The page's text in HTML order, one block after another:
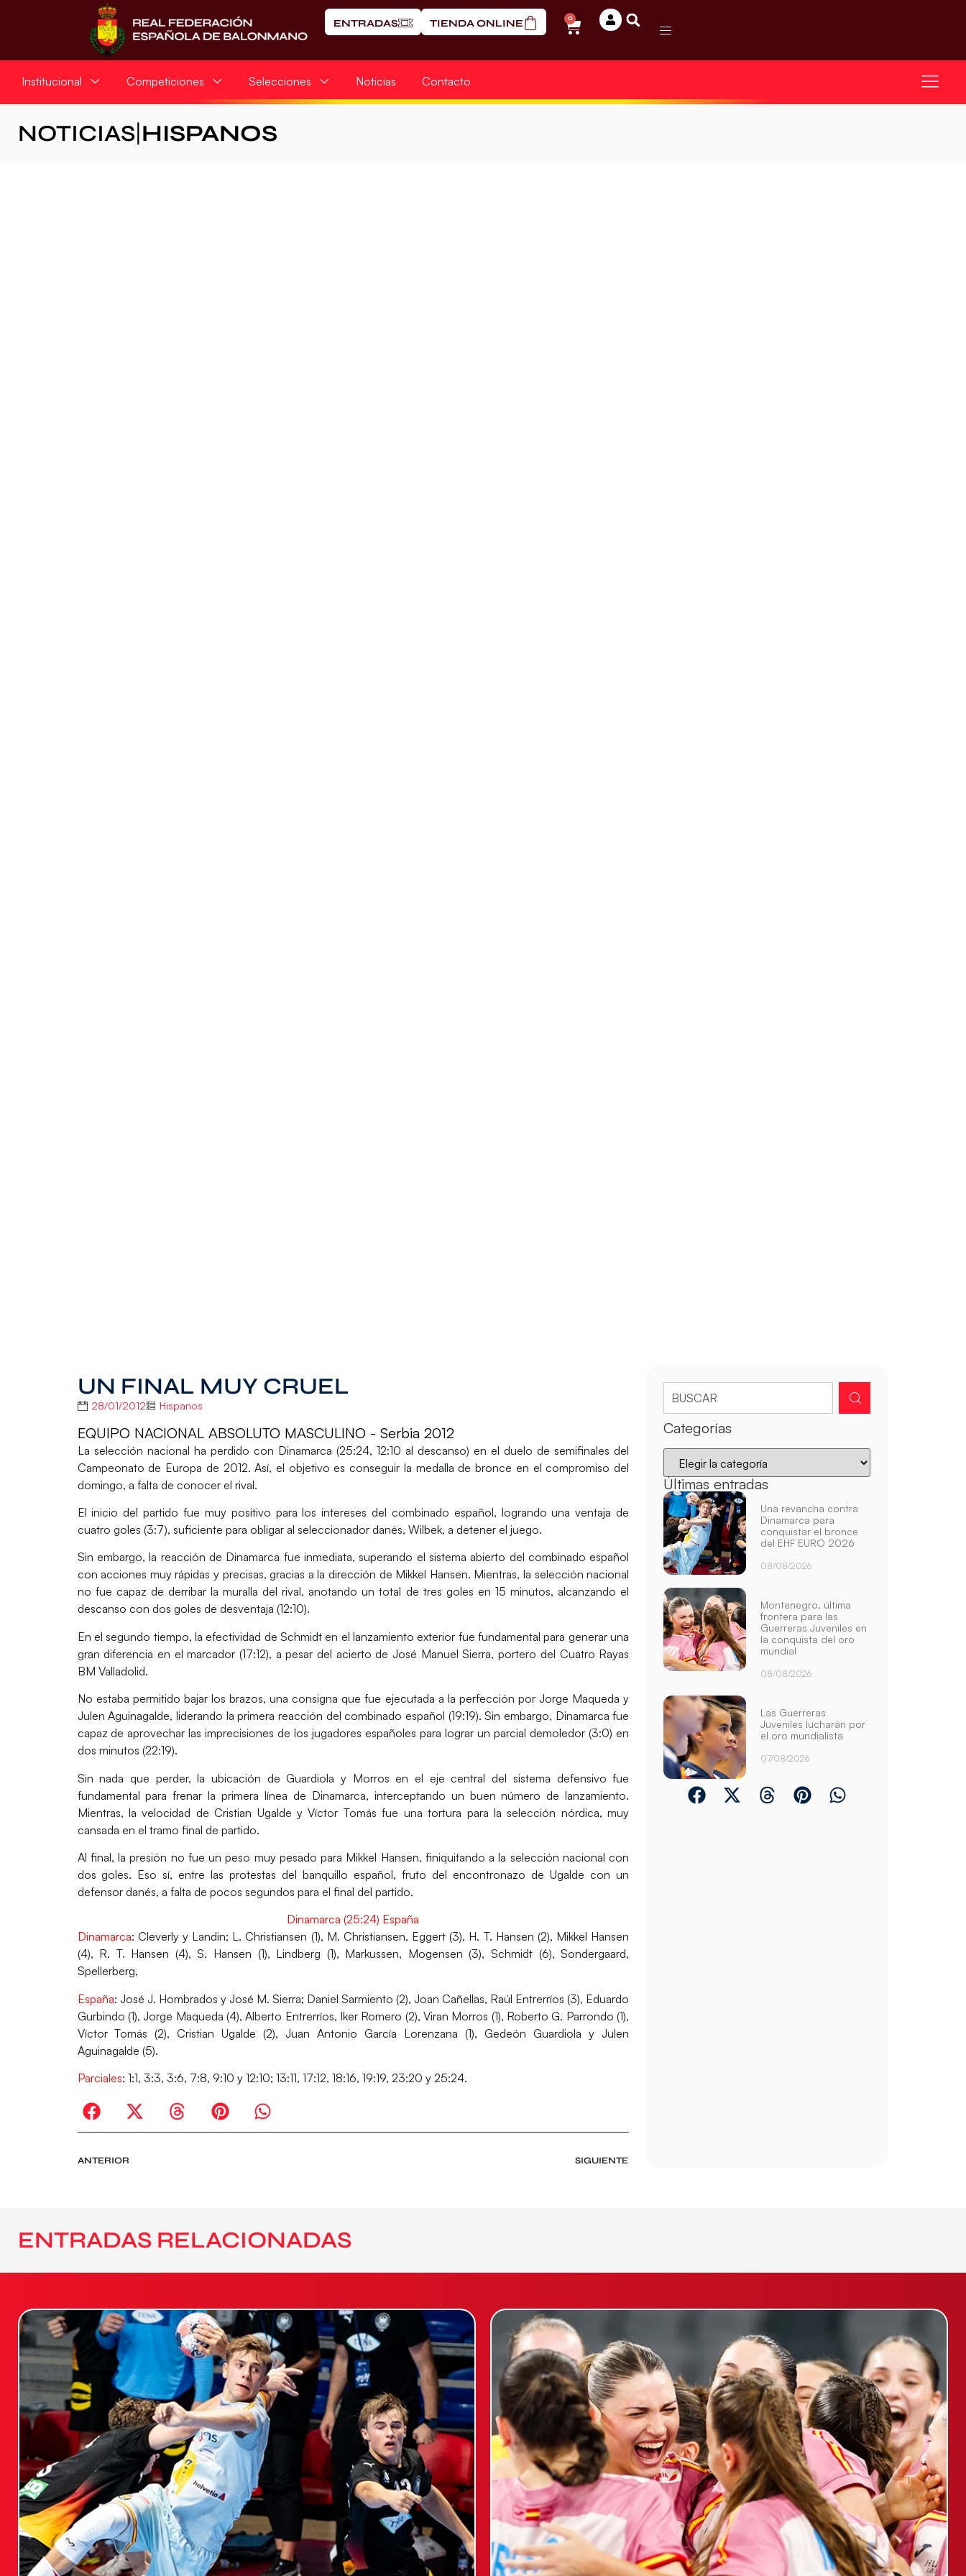
ENTRADAS TIENDA ONLINE 0
Institucional Competiciones Selecciones Noticias Contacto
NOTICIAS HISPANOS
UN FINAL MUY CRUEL
28/01/2012 Hispanos
EQUIPO NACIONAL ABSOLUTO MASCULINO - Serbia 2012
La selección nacional ha perdido con Dinamarca (25:24, 12:10 al descanso) en el duelo de semifinales del
Campeonato de Europa de 2012. Así, el objetivo es conseguir la medalla de bronce en el compromiso del
domingo, a falta de conocer el rival.
El inicio del partido fue muy positivo para los intereses del combinado español, logrando una ventaja de
cuatro goles (3:7), suficiente para obligar al seleccionador danés, Wilbek, a detener el juego.
Sin embargo, la reacción de Dinamarca fue inmediata, superando el sistema abierto del combinado español
con acciones muy rápidas y precisas, gracias a la dirección de Mikkel Hansen. Mientras, la selección nacional
no fue capaz de derribar la muralla del rival, anotando un total de tres goles en 15 minutos, alcanzando el
descanso con dos goles de desventaja (12:10).
En el segundo tiempo, la efectividad de Schmidt en el lanzamiento exterior fue fundamental para generar una
gran diferencia en el marcador (17:12), a pesar del acierto de José Manuel Sierra, portero del Cuatro Rayas
BM Valladolid.
No estaba permitido bajar los brazos, una consigna que fue ejecutada a la perfección por Jorge Maqueda y
Julen Aguinagalde, liderando la primera reacción del combinado español (19:19). Sin embargo, Dinamarca fue
capaz de aprovechar las imprecisiones de los jugadores españoles para lograr un parcial demoledor (3:0) en
dos minutos (22:19).
Sin nada que perder, la ubicación de Guardiola y Morros en el eje central del sistema defensivo fue
fundamental para frenar la primera línea de Dinamarca, interceptando un buen número de lanzamiento.
Mientras, la velocidad de Cristian Ugalde y Víctor Tomás fue una tortura para la selección nórdica, muy
cansada en el tramo final de partido.
Al final, la presión no fue un peso muy pesado para Mikkel Hansen, finiquitando a la selección nacional con
dos goles. Eso sí, entre las protestas del banquillo español, fruto del encontronazo de Ugalde con un
defensor danés, a falta de pocos segundos para el final del partido.
Dinamarca (25:24) España
Dinamarca: Cleverly y Landin; L. Christiansen (1), M. Christiansen, Eggert (3), H. T. Hansen (2), Mikkel Hansen
(4), R. T. Hansen (4), S. Hansen (1), Lindberg (1), Markussen, Mogensen (3), Schmidt (6), Sondergaard,
Spellerberg,
España: José J. Hombrados y José M. Sierra; Daniel Sarmiento (2), Joan Cañellas, Raúl Entrerríos (3), Eduardo
Gurbindo (1), Jorge Maqueda (4), Alberto Entrerríos, Iker Romero (2), Viran Morros (1), Roberto G. Parrondo (1),
Víctor Tomás (2), Cristian Ugalde (2), Juan Antonio García Lorenzana (1), Gedeón Guardiola y Julen
Aguinagalde (5).
Parciales: 1:1, 3:3, 3:6, 7:8, 9:10 y 12:10; 13:11, 17:12, 18:16, 19:19, 23:20 y 25:24.
ANTERIOR SIGUIENTE
Categorías
Últimas entradas
Una revancha contra
Dinamarca para
conquistar el bronce
del EHF EURO 2026
08/08/2026
Montenegro, última
frontera para las
Guerreras Juveniles en
la conquista del oro
mundial
08/08/2026
Las Guerreras
Juveniles lucharán por
el oro mundialista
07/08/2026
ENTRADAS RELACIONADAS